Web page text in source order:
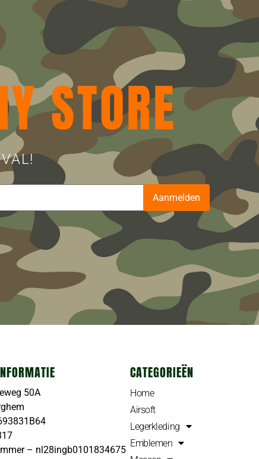
STORE
Aanmelden
50A
– nl28ingb0101834675
CATEGORIEËN
Home
Airsoft
Legerkleding
Emblemen